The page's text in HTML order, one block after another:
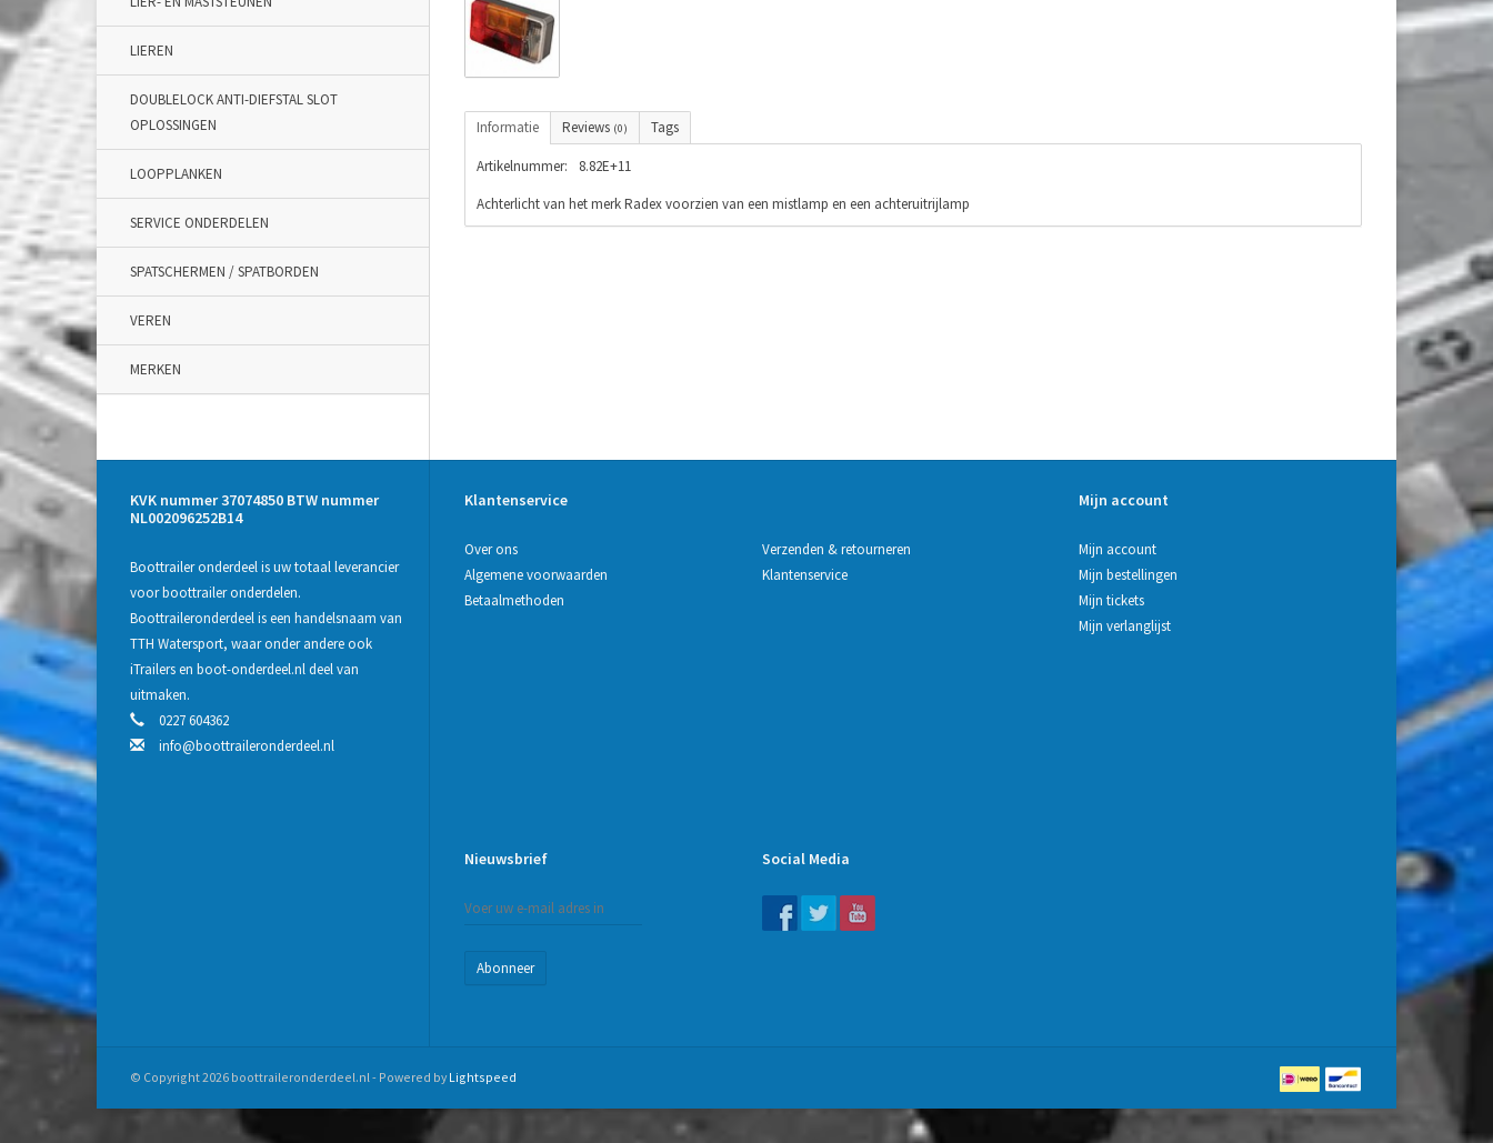
LIEREN
DOUBLELOCK ANTI-DIEFSTAL SLOT
OPLOSSINGEN
LOOPPLANKEN
SERVICE ONDERDELEN
SPATSCHERMEN / SPATBORDEN
VEREN
MERKEN
Informatie Reviews (0) Tags
Artikelnummer:
8.82E+11
Achterlicht van het merk Radex voorzien van een mistlamp en een achteruitrijlamp
KVK nummer 37074850 BTW nummer
NL002096252B14
Boottrailer onderdeel is uw totaal leverancier
voor boottrailer onderdelen.
Boottraileronderdeel is een handelsnaam van
TTH Watersport, waar onder andere ook
iTrailers en boot-onderdeel.nl deel van
uitmaken.
0227 604362
info@boottraileronderdeel.nl
Klantenservice
Over ons
Algemene voorwaarden
Betaalmethoden
Verzenden & retourneren
Klantenservice
Mijn account
Mijn account
Mijn bestellingen
Mijn tickets
Mijn verlanglijst
Nieuwsbrief
Abonneer
Social Media
© Copyright 2026 boottraileronderdeel.nl - Powered byLightspeed